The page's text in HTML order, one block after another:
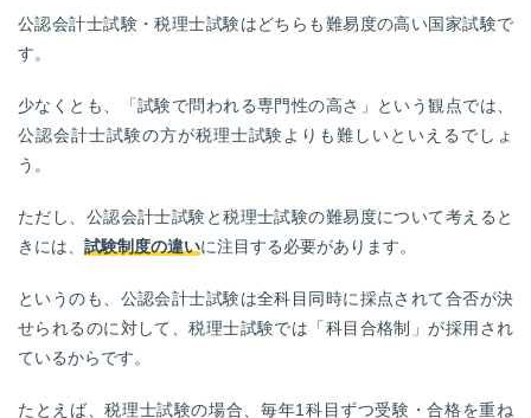
公認会計士試験・税理士試験はどちらも難易度の高い国家試験で
す。
少なくとも、「試験で問われる専門性の高さ」という観点では、
公認会計士試験の方が税理士試験よりも難しいといえるでしょ
う。
ただし、公認会計士試験と税理士試験の難易度について考えると
きには、 試験制度の違いに注目する必要があります。
というのも、公認会計士試験は全科目同時に採点されて合否が決
せられるのに対して、税理士試験では「科目合格制」が採用され
ているからです。
たとえば、税理士試験の場合、毎年1科目ずつ受験・合格を重ね